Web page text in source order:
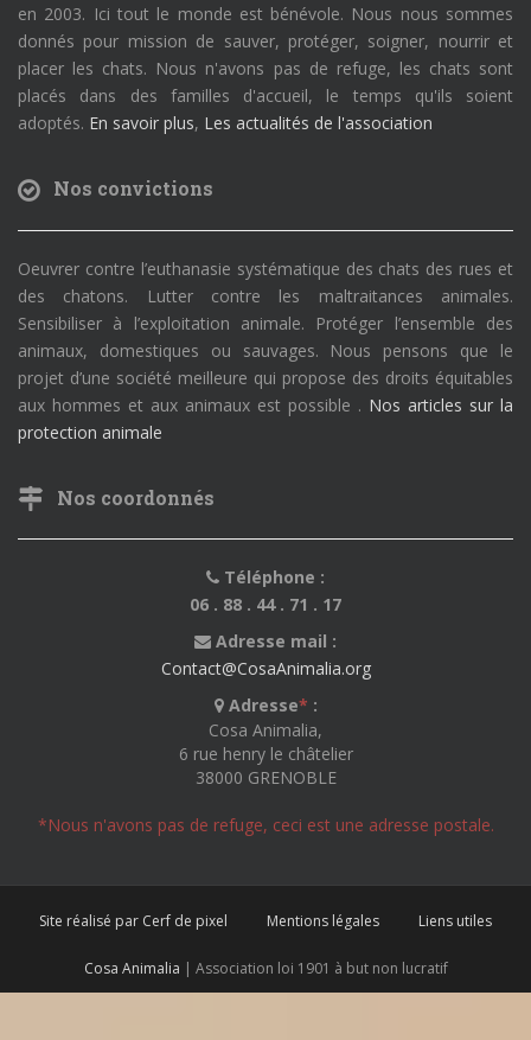
en 2003. Ici tout le monde est bénévole. Nous nous sommes
donnés pour mission de sauver, protéger, soigner, nourrir et
placer les chats. Nous n'avons pas de refuge, les chats sont
placés dans des familles d'accueil, le temps qu'ils soient
adoptés. En savoir plus, Les actualités de l'association
Nos convictions
Oeuvrer contre l’euthanasie systématique des chats des rues et
des chatons. Lutter contre les maltraitances animales.
Sensibiliser à l’exploitation animale. Protéger l’ensemble des
animaux, domestiques ou sauvages. Nous pensons que le
projet d’une société meilleure qui propose des droits équitables
aux hommes et aux animaux est possible . Nos articles sur la
protection animale
Nos coordonnés
Téléphone :
06 . 88 . 44 . 71 . 17
Adresse mail :
Contact@CosaAnimalia.org
Adresse* :
Cosa Animalia,
6 rue henry le châtelier
38000 GRENOBLE
*Nous n'avons pas de refuge, ceci est une adresse postale.
Site réalisé par Cerf de pixel Mentions légales Liens utiles
Cosa Animalia | Association loi 1901 à but non lucratif